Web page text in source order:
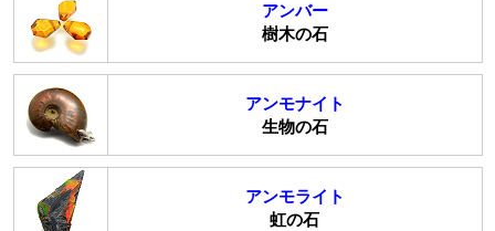
アンバー
樹木の石
アンモナイト
生物の石
アンモライト
虹の石